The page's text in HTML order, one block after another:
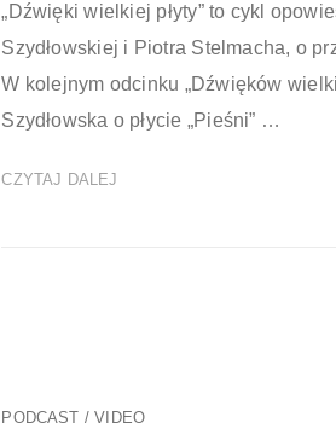
„Dźwięki wielkiej płyty” to cykl
Szydłowskiej i Piotra Stelmacha, o
W kolejnym odcinku „Dźwięków
Szydłowska o płycie „Pieśni” …
CZYTAJ DALEJ
PODCAST / VIDEO